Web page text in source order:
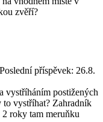
zvěří?
příspěvek: 26.8.
vystříháním postižených
vystříhat? Zahradník
roky tam meruňku